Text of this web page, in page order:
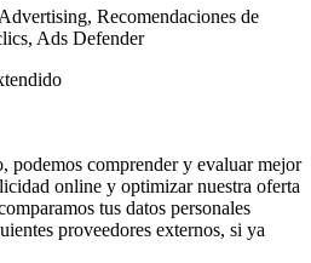
Recomendaciones de
Ads Defender
podemos comprender y evaluar mejor
online y optimizar nuestra oferta
tus datos personales
proveedores externos, si ya